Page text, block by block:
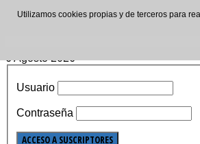
6 Agosto 2026
Usuario
Contraseña
Utilizamos cookies propias y de terceros para